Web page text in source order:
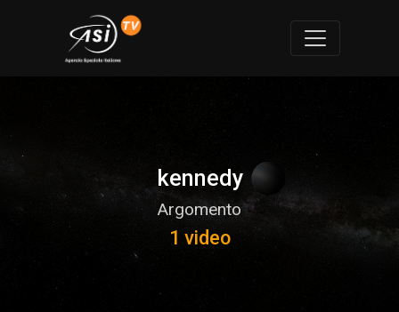
kennedy
Argomento
1 video